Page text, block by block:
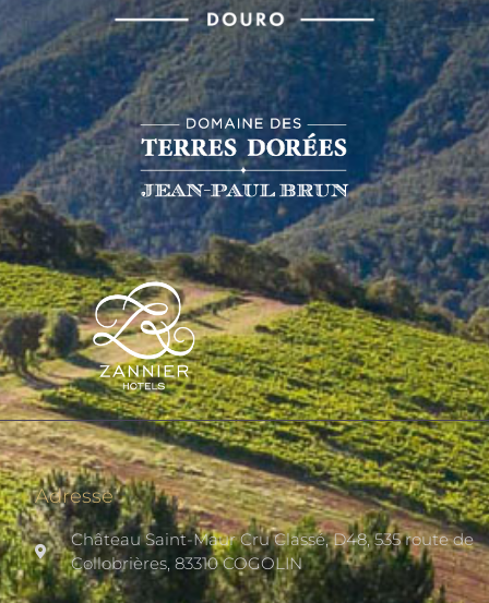
Adresse
Château Saint-Maur Cru Classé, D48, 535 route de
Collobrières, 83310 COGOLIN